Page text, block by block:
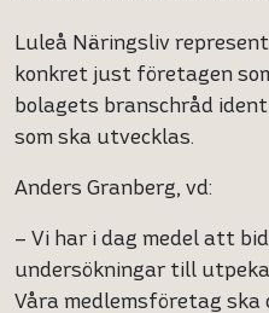
Luleå Näringsliv
konkret just företagen
bolagets branschråd
som ska utvecklas.
Anders Granberg, vd:
– Vi har i dag medel att
undersökningar till
Våra medlemsföretag ska